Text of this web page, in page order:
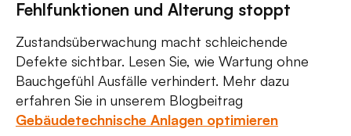
Fehlfunktionen und Alterung stoppt
Zustandsüberwachung macht schleichende
Defekte sichtbar. Lesen Sie, wie Wartung ohne
Bauchgefühl Ausfälle verhindert. Mehr dazu
erfahren Sie in unserem Blogbeitrag
Gebäudetechnische Anlagen optimieren